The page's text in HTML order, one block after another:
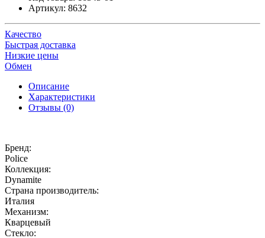
Артикул: 8632
Качество
Быстрая доставка
Низкие цены
Обмен
Описание
Характеристики
Отзывы (0)
Бренд:
Police
Коллекция:
Dynamite
Страна производитель:
Италия
Механизм:
Кварцевый
Стекло: